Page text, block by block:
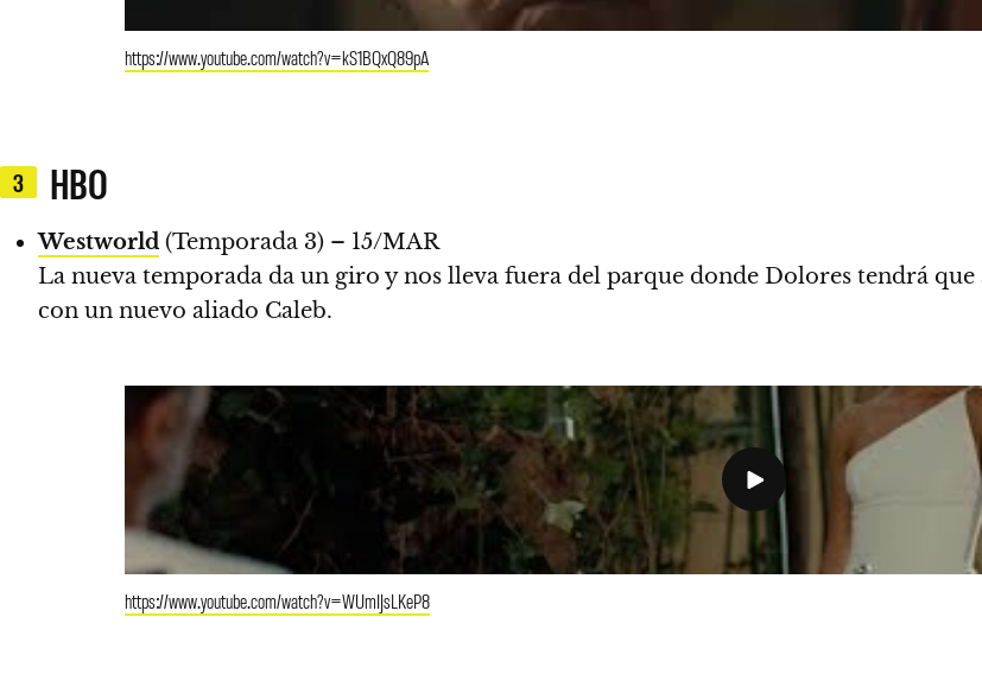
https://www.youtube.com/watch?v=kS1BQxQ89pA
3 HBO
Westworld (Temporada 3) – 15/MAR
La nueva temporada da un giro y nos lleva fuera del parque donde Dolores tendrá
con un nuevo aliado Caleb.
https://www.youtube.com/watch?v=WUmIJsLKeP8